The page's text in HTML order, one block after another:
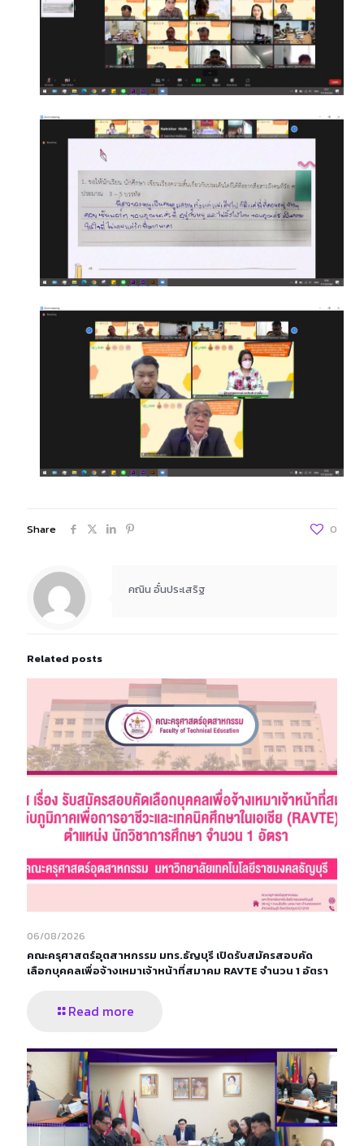
Share 0
คณิน อั๋นประเสริฐ
Related posts
06/08/2026
คณะครุศาสตร์อุตสาหกรรม มทร.ธัญบุรี เปิดรับสมัครสอบคัด
เลือกบุคคลเพื่อจ้างเหมาเจ้าหน้าที่สมาคม RAVTE จำนวน 1 อัตรา
Read more